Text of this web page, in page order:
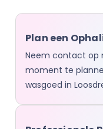
Plan een
Neem contact op
moment te
wasgoed in